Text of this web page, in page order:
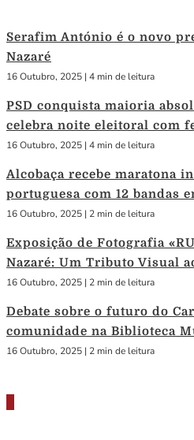
Serafim António é o novo
Nazaré
16 Outubro, 2025 | 4 min de leitura
PSD conquista maioria
celebra noite eleitoral com
16 Outubro, 2025 | 4 min de leitura
Alcobaça recebe maratona
portuguesa com 12 bandas
16 Outubro, 2025 | 2 min de leitura
Exposição de Fotografia
Nazaré: Um Tributo Visual
16 Outubro, 2025 | 2 min de leitura
Debate sobre o futuro do
comunidade na Biblioteca
16 Outubro, 2025 | 2 min de leitura